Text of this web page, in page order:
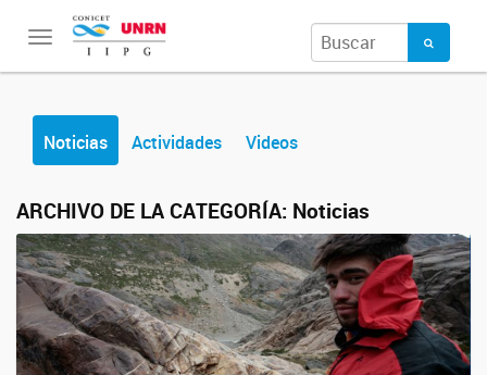
Toggle
navigation
Noticias Actividades Videos
ARCHIVO DE LA CATEGORÍA: Noticias